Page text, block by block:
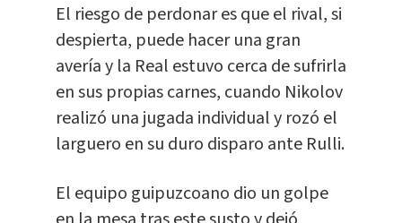
El riesgo de perdonar es que el rival, si
despierta, puede hacer una gran
avería y la Real estuvo cerca de sufrirla
en sus propias carnes, cuando Nikolov
realizó una jugada individual y rozó el
larguero en su duro disparo ante Rulli.
El equipo guipuzcoano dio un golpe